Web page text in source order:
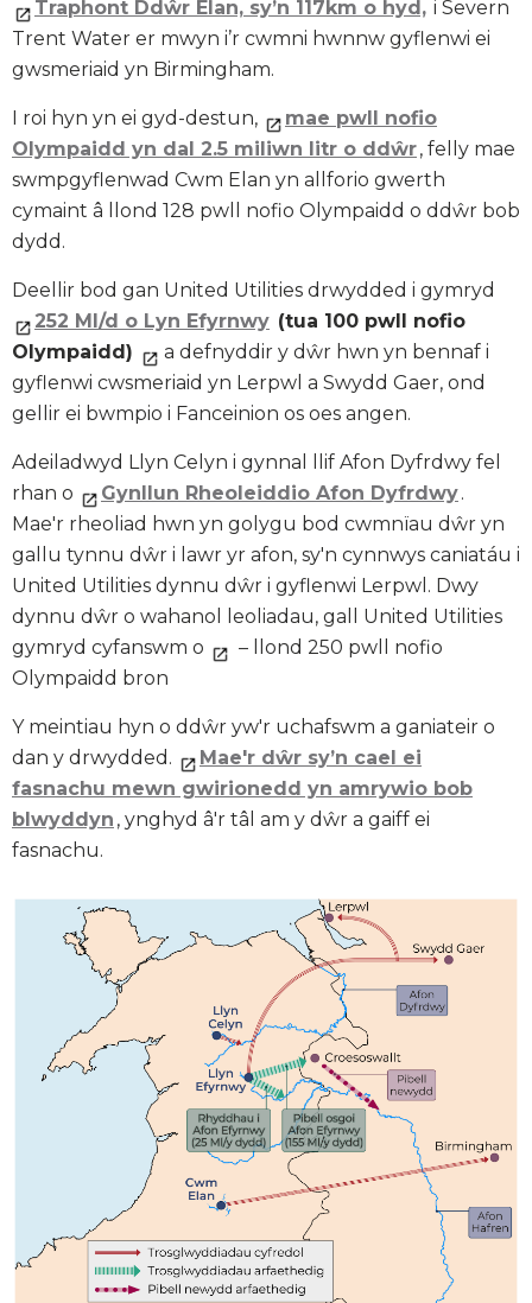
Traphont Ddŵr Elan, sy’n 117km o hyd, i Severn
Trent Water er mwyn i’r cwmni hwnnw gyflenwi ei
gwsmeriaid yn Birmingham.
I roi hyn yn ei gyd-destun,
mae pwll nofio
Olympaidd yn dal 2.5 miliwn litr o ddŵr, felly mae
swmpgyflenwad Cwm Elan yn allforio gwerth
cymaint â llond 128 pwll nofio Olympaidd o ddŵr bob
dydd.
Deellir bod gan United Utilities drwydded i gymryd
252 Ml/d o Lyn Efyrnwy (tua 100 pwll nofio
Olympaidd)
a defnyddir y dŵr hwn yn bennaf i
gyflenwi cwsmeriaid yn Lerpwl a Swydd Gaer, ond
gellir ei bwmpio i Fanceinion os oes angen.
Adeiladwyd Llyn Celyn i gynnal llif Afon Dyfrdwy fel
rhan o
Gynllun Rheoleiddio Afon Dyfrdwy.
Mae'r rheoliad hwn yn golygu bod cwmnïau dŵr yn
gallu tynnu dŵr i lawr yr afon, sy'n cynnwys caniatáu i
United Utilities dynnu dŵr i gyflenwi Lerpwl. Dwy
dynnu dŵr o wahanol leoliadau, gall United Utilities
gymryd cyfanswm o
– llond 250 pwll nofio
Olympaidd bron
Y meintiau hyn o ddŵr yw'r uchafswm a ganiateir o
dan y drwydded.
Mae'r dŵr sy’n cael ei
fasnachu mewn gwirionedd yn amrywio bob
blwyddyn , ynghyd â'r tâl am y dŵr a gaiff ei
fasnachu.